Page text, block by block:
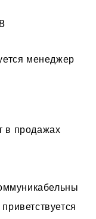
менеджер
в продажах